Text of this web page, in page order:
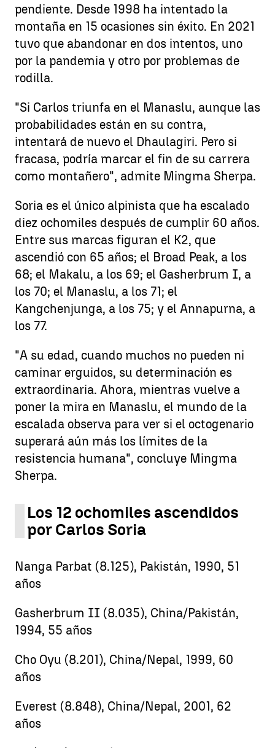
pendiente. Desde 1998 ha intentado la
montaña en 15 ocasiones sin éxito. En 2021
tuvo que abandonar en dos intentos, uno
por la pandemia y otro por problemas de
rodilla.
"Si Carlos triunfa en el Manaslu, aunque las
probabilidades están en su contra,
intentará de nuevo el Dhaulagiri. Pero si
fracasa, podría marcar el fin de su carrera
como montañero", admite Mingma Sherpa.
Soria es el único alpinista que ha escalado
diez ochomiles después de cumplir 60 años.
Entre sus marcas figuran el K2, que
ascendió con 65 años; el Broad Peak, a los
68; el Makalu, a los 69; el Gasherbrum I, a
los 70; el Manaslu, a los 71; el
Kangchenjunga, a los 75; y el Annapurna, a
los 77.
"A su edad, cuando muchos no pueden ni
caminar erguidos, su determinación es
extraordinaria. Ahora, mientras vuelve a
poner la mira en Manaslu, el mundo de la
escalada observa para ver si el octogenario
superará aún más los límites de la
resistencia humana", concluye Mingma
Sherpa.
Los 12 ochomiles ascendidos
por Carlos Soria
Nanga Parbat (8.125), Pakistán, 1990, 51
años
Gasherbrum II (8.035), China/Pakistán,
1994, 55 años
Cho Oyu (8.201), China/Nepal, 1999, 60
años
Everest (8.848), China/Nepal, 2001, 62
años